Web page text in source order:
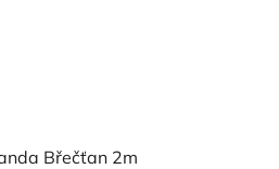
Břečťan 2m